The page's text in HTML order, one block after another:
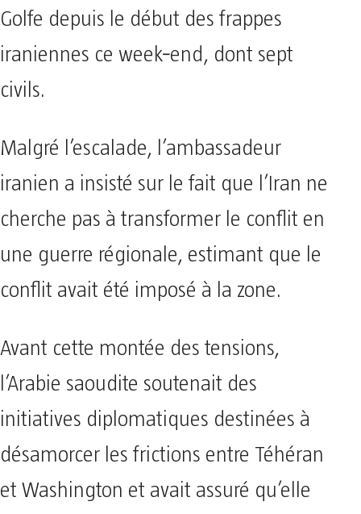
Golfe depuis le début des frappes
iraniennes ce week‑end, dont sept
civils.
Malgré l’escalade, l’ambassadeur
iranien a insisté sur le fait que l’Iran ne
cherche pas à transformer le conflit en
une guerre régionale, estimant que le
conflit avait été imposé à la zone.
Avant cette montée des tensions,
l’Arabie saoudite soutenait des
initiatives diplomatiques destinées à
désamorcer les frictions entre Téhéran
et Washington et avait assuré qu’elle